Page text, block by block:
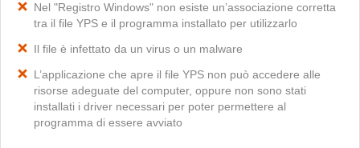
Nel "Registro Windows" non esiste un’associazione corretta
tra il file YPS e il programma installato per utilizzarlo
Il file è infettato da un virus o un malware
L’applicazione che apre il file YPS non può accedere alle
risorse adeguate del computer, oppure non sono stati
installati i driver necessari per poter permettere al
programma di essere avviato